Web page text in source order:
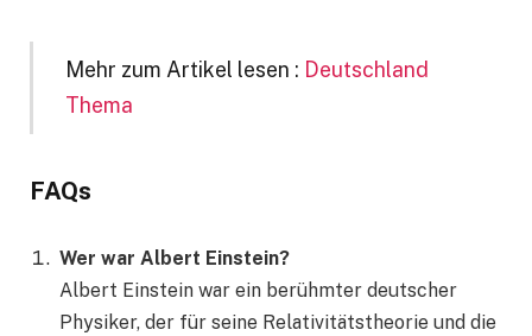
Mehr zum Artikel lesen : Deutschland
Thema
FAQs
Wer war Albert Einstein?
Albert Einstein war ein berühmter deutscher
Physiker, der für seine Relativitätstheorie und die